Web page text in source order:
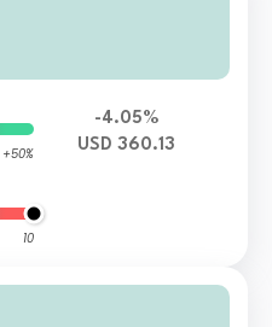
+50%
10
-4.05%
USD 360.13